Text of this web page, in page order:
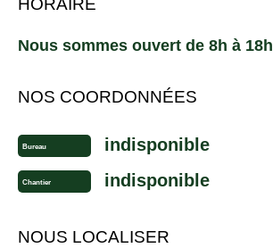
HORAIRE
Nous sommes ouvert de 8h à 18h
NOS COORDONNÉES
Bureau indisponible
Chantier indisponible
NOUS LOCALISER